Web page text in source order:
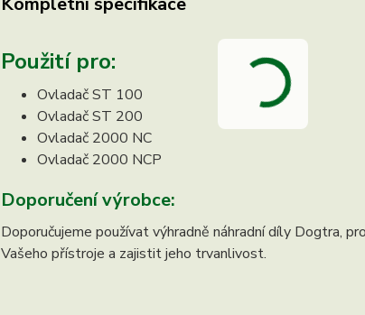
Použití pro:
Ovladač ST 100
Ovladač ST 200
Ovladač 2000 NC
Ovladač 2000 NCP
Doporučení výrobce:
Doporučujeme používat výhradně náhradní díly Dogtra,
Vašeho přístroje a zajistit jeho trvanlivost.